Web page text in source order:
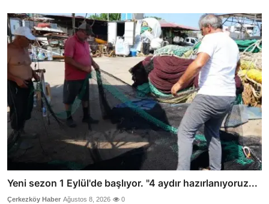
Yeni sezon 1 Eylül'de başlıyor. "4 aydır hazırlanıyoruz...
Çerkezköy Haber Ağustos 8, 2026 0